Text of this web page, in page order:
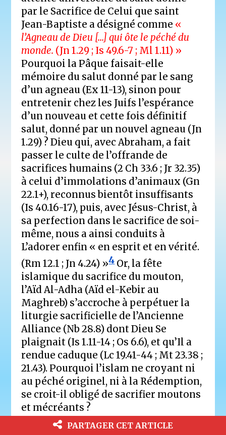
par le Sacrifice de Celui que saint
Jean-Baptiste a désigné comme «
l’Agneau de Dieu […] qui ôte le péché du
monde. (Jn 1.29 ; Is 49.6-7 ; Ml 1.11) »
Pourquoi la Pâque faisait-elle
mémoire du salut donné par le sang
d’un agneau (Ex 11-13), sinon pour
entretenir chez les Juifs l’espérance
d’un nouveau et cette fois définitif
salut, donné par un nouvel agneau (Jn
1.29) ? Dieu qui, avec Abraham, a fait
passer le culte de l’offrande de
sacrifices humains (2 Ch 33.6 ; Jr 32.35)
à celui d’immolations d’animaux (Gn
22.1+), reconnus bientôt insuffisants
(Is 40.16-17), puis, avec Jésus-Christ, à
sa perfection dans le sacrifice de soi-
même, nous a ainsi conduits à
L’adorer enfin « en esprit et en vérité.
(Rm 12.1 ; Jn 4.24) »4Or, la fête
islamique du sacrifice du mouton,
l’Aïd Al-Adha (Aïd el-Kebir au
Maghreb) s’accroche à perpétuer la
liturgie sacrificielle de l’Ancienne
Alliance (Nb 28.8) dont Dieu Se
plaignait (Is 1.11-14 ; Os 6.6), et qu’Il a
rendue caduque (Lc 19.41-44 ; Mt 23.38 ;
21.43). Pourquoi l’islam ne croyant ni
au péché originel, ni à la Rédemption,
se croit-il obligé de sacrifier moutons
et mécréants ?
Si l’islam reconnaît nécessaires
PARTAGER CET ARTICLE